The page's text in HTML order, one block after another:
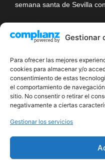
Gestionar
Para ofrecer las mejores
cookies para almacenar y/o
consentimiento de estas
el comportamiento de
sitio. No consentir o retirar el
negativamente a ciertas
Gestionar los servicios
semana santa de Sevilla
Suscríbete a
de